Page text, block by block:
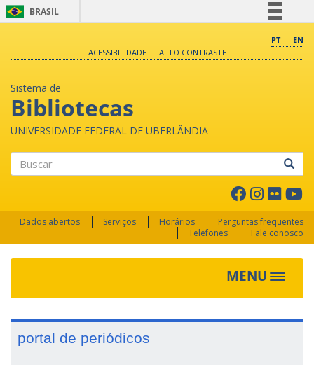
BRASIL
Comunica BR
PT
EN
ACESSIBILIDADE
ALTO CONTRASTE
Sistema de
Bibliotecas
UNIVERSIDADE FEDERAL DE UBERLÂNDIA
Dados abertos Serviços Horários
Perguntas frequentes
Telefones
Fale conosco
MENU Toggle
portal de periódicos